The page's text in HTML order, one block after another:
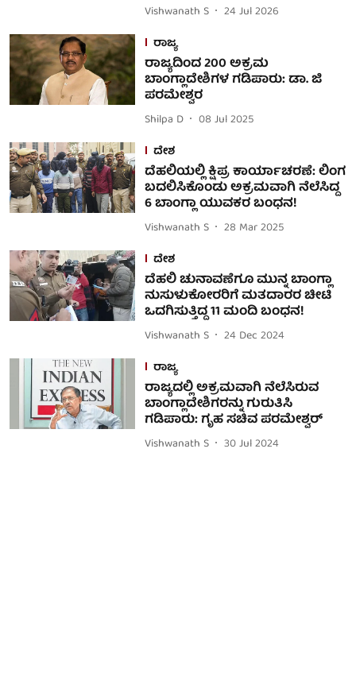
Vishwanath S
24 Jul 2026
ರಾಜ್ಯ
ರಾಜ್ಯದಿಂದ 200 ಅಕ್ರಮ
ಬಾಂಗ್ಲಾದೇಶಿಗಳ ಗಡಿಪಾರು: ಡಾ. ಜಿ
ಪರಮೇಶ್ವರ
Shilpa D
08 Jul 2025
ದೇಶ
ದೆಹಲಿಯಲ್ಲಿ ಕ್ಷಿಪ್ರ ಕಾರ್ಯಾಚರಣೆ: ಲಿಂಗ
ಬದಲಿಸಿಕೊಂಡು ಅಕ್ರಮವಾಗಿ ನೆಲೆಸಿದ್ದ
6 ಬಾಂಗ್ಲಾ ಯುವಕರ ಬಂಧನ!
Vishwanath S
28 Mar 2025
ದೇಶ
ದೆಹಲಿ ಚುನಾವಣೆಗೂ ಮುನ್ನ ಬಾಂಗ್ಲಾ
ನುಸುಳುಕೋರರಿಗೆ ಮತದಾರರ ಚೀಟಿ
ಒದಗಿಸುತ್ತಿದ್ದ 11 ಮಂದಿ ಬಂಧನ!
Vishwanath S
24 Dec 2024
ರಾಜ್ಯ
ರಾಜ್ಯದಲ್ಲಿ ಅಕ್ರಮವಾಗಿ ನೆಲೆಸಿರುವ
ಬಾಂಗ್ಲಾದೇಶಿಗರನ್ನು ಗುರುತಿಸಿ
ಗಡಿಪಾರು: ಗೃಹ ಸಚಿವ ಪರಮೇಶ್ವರ್
Vishwanath S 30 Jul 2024